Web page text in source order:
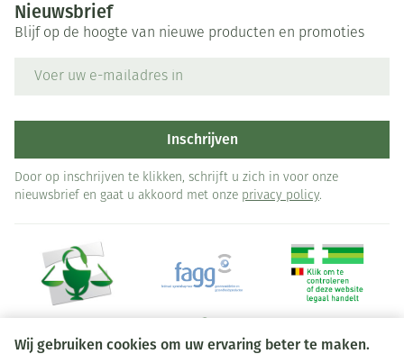
Wij gebruiken cookies om uw ervaring beter te maken.
Nieuwsbrief
Blijf op de hoogte van nieuwe producten en promoties
Inschrijven
Door op inschrijven te klikken, schrijft u zich in voor onze
nieuwsbrief en gaat u akkoord met onze privacy policy.